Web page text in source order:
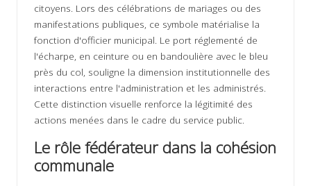
citoyens. Lors des célébrations de mariages ou des
manifestations publiques, ce symbole matérialise la
fonction d'officier municipal. Le port réglementé de
l'écharpe, en ceinture ou en bandoulière avec le bleu
près du col, souligne la dimension institutionnelle des
interactions entre l'administration et les administrés.
Cette distinction visuelle renforce la légitimité des
actions menées dans le cadre du service public.
Le rôle fédérateur dans la cohésion
communale